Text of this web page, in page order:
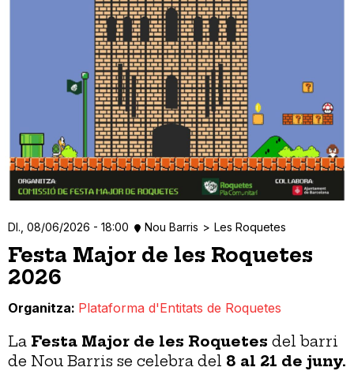
Dl., 08/06/2026 - 18:00 Nou Barris Les Roquetes
Festa Major de les Roquetes
2026
Organitza Plataforma d'Entitats de Roquetes
La Festa Major de les Roquetes del barri
de Nou Barris se celebra del 8 al 21 de juny.